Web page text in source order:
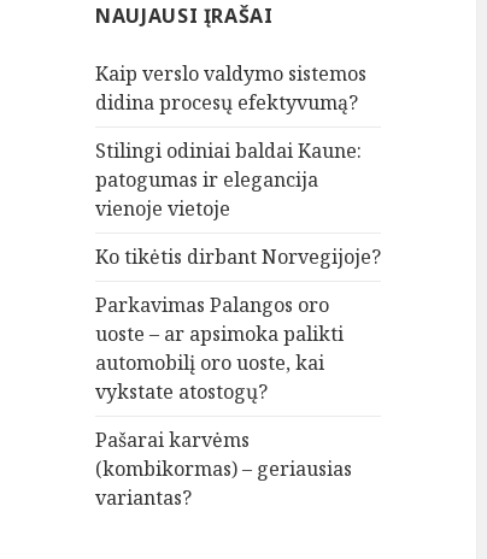
NAUJAUSI ĮRAŠAI
Kaip verslo valdymo sistemos
didina procesų efektyvumą?
Stilingi odiniai baldai Kaune:
patogumas ir elegancija
vienoje vietoje
Ko tikėtis dirbant Norvegijoje?
Parkavimas Palangos oro
uoste – ar apsimoka palikti
automobilį oro uoste, kai
vykstate atostogų?
Pašarai karvėms
(kombikormas) – geriausias
variantas?